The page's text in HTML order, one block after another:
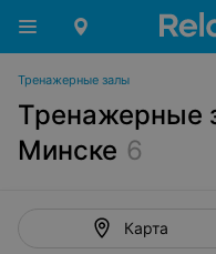
Тренажерные залы
Тренажерные
Минске 6
Карта